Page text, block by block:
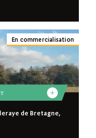
En commercialisation
de Bretagne,